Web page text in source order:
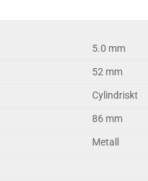
5.0 mm
52 mm
Cylindriskt
86 mm
Metall